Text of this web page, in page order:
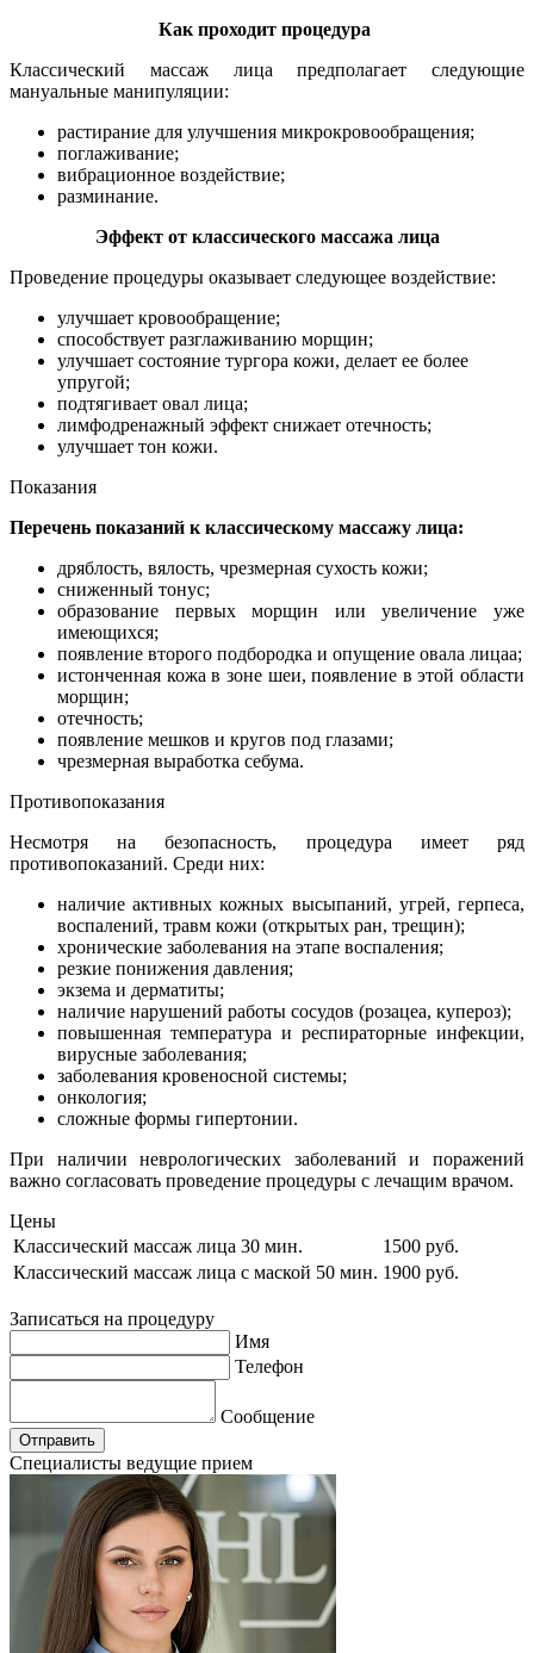
Как проходит процедура
Классический массаж лица предполагает следующие
мануальные манипуляции:
растирание для улучшения микрокровообращения;
поглаживание;
вибрационное воздействие;
разминание.
Эффект от классического массажа лица
Проведение процедуры оказывает следующее воздействие:
улучшает кровообращение;
способствует разглаживанию морщин;
улучшает состояние тургора кожи, делает ее более
упругой;
подтягивает овал лица;
лимфодренажный эффект снижает отечность;
улучшает тон кожи.
Показания
Перечень показаний к классическому массажу лица:
дряблость, вялость, чрезмерная сухость кожи;
сниженный тонус;
образование первых морщин или увеличение уже
имеющихся;
появление второго подбородка и опущение овала лицаа;
истонченная кожа в зоне шеи, появление в этой области
морщин;
отечность;
появление мешков и кругов под глазами;
чрезмерная выработка себума.
Противопоказания
Несмотря на безопасность, процедура имеет ряд
противопоказаний. Среди них:
наличие активных кожных высыпаний, угрей, герпеса,
воспалений, травм кожи (открытых ран, трещин);
хронические заболевания на этапе воспаления;
резкие понижения давления;
экзема и дерматиты;
наличие нарушений работы сосудов (розацеа, купероз);
повышенная температура и респираторные инфекции,
вирусные заболевания;
заболевания кровеносной системы;
онкология;
сложные формы гипертонии.
При наличии неврологических заболеваний и поражений
важно согласовать проведение процедуры с лечащим врачом.
Цены
Классический массаж лица 30 мин.
1500 руб.
Классический массаж лица с маской 50 мин. 1900 руб.
Записаться на процедуру
Имя
Телефон
Сообщение
Отправить
Специалисты ведущие прием